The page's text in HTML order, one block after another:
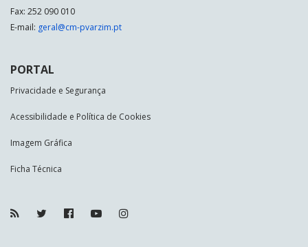
Fax: 252 090 010
E-mail: geral@cm-pvarzim.pt
PORTAL
Privacidade e Segurança
Acessibilidade e Política de Cookies
Imagem Gráfica
Ficha Técnica